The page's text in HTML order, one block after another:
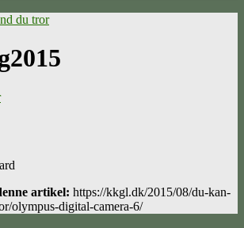
du tror
artikel: https://kkgl.dk/2015/08/du-kan-
olympus-digital-camera-6/